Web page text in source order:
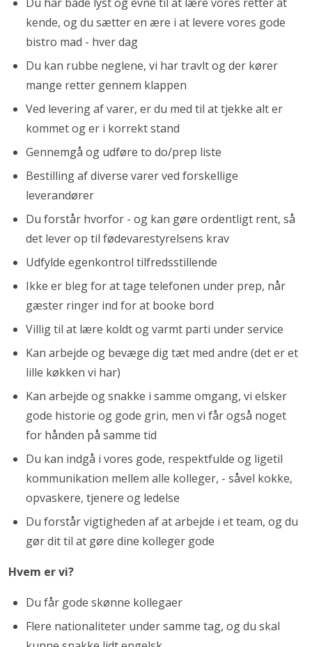
kende, og du sætter en ære i at levere vores gode
bistro mad - hver dag
Du kan rubbe neglene, vi har travlt og der kører
mange retter gennem klappen
Ved levering af varer, er du med til at tjekke alt er
kommet og er i korrekt stand
Gennemgå og udføre to do/prep liste
Bestilling af diverse varer ved forskellige
leverandører
Du forstår hvorfor - og kan gøre ordentligt rent, så
det lever op til fødevarestyrelsens krav
Udfylde egenkontrol tilfredsstillende
Ikke er bleg for at tage telefonen under prep, når
gæster ringer ind for at booke bord
Villig til at lære koldt og varmt parti under service
Kan arbejde og bevæge dig tæt med andre (det er et
lille køkken vi har)
Kan arbejde og snakke i samme omgang, vi elsker
gode historie og gode grin, men vi får også noget
for hånden på samme tid
Du kan indgå i vores gode, respektfulde og ligetil
kommunikation mellem alle kolleger, - såvel kokke,
opvaskere, tjenere og ledelse
Du forstår vigtigheden af at arbejde i et team, og du
gør dit til at gøre dine kolleger gode
Hvem er vi?
Du får gode skønne kollegaer
Flere nationaliteter under samme tag, og du skal